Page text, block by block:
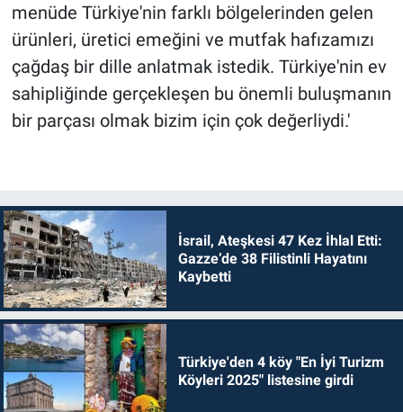
menüde Türkiye'nin farklı bölgelerinden gelen
ürünleri, üretici emeğini ve mutfak hafızamızı
çağdaş bir dille anlatmak istedik. Türkiye'nin ev
sahipliğinde gerçekleşen bu önemli buluşmanın
bir parçası olmak bizim için çok değerliydi.'
İsrail, Ateşkesi 47 Kez İhlal Etti:
Gazze’de 38 Filistinli Hayatını
Kaybetti
Türkiye'den 4 köy "En İyi Turizm
Köyleri 2025" listesine girdi